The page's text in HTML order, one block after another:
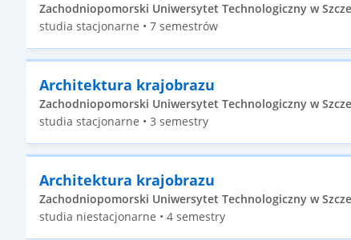
Zachodniopomorski Uniwersytet Technologiczny w
studia stacjonarne • 7 semestrów
Architektura krajobrazu
Zachodniopomorski Uniwersytet Technologiczny w
studia stacjonarne • 3 semestry
Architektura krajobrazu
Zachodniopomorski Uniwersytet Technologiczny w
studia niestacjonarne • 4 semestry